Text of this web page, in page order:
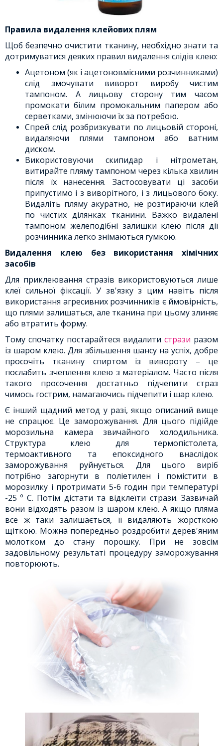
Правила видалення клейових плям
Щоб безпечно очистити тканину, необхідно знати та
дотримуватися деяких правил видалення слідів клею:
Ацетоном (як і ацетоновмісними розчинниками)
слід змочувати виворот виробу чистим
тампоном. А лицьову сторону тим часом
промокати білим промокальним папером або
серветками, змінюючи їх за потребою.
Спрей слід розбризкувати по лицьовій стороні,
видаляючи плями тампоном або ватним
диском.
Використовуючи скипидар і нітрометан,
витирайте пляму тампоном через кілька хвилин
після їх нанесення. Застосовувати ці засоби
припустимо і з виворітного, і з лицьового боку.
Видаліть пляму акуратно, не розтираючи клей
по чистих ділянках тканини. Важко видалені
тампоном желеподібні залишки клею після дії
розчинника легко знімаються гумкою.
Видалення клею без використання хімічних
засобів
Для приклеювання стразів використовуються лише
клеї сильної фіксації. У зв'язку з цим навіть після
використання агресивних розчинників є ймовірність,
що плями залишаться, але тканина при цьому злиняє
або втратить форму.
Тому спочатку постарайтеся видалити стрази разом
із шаром клею. Для збільшення шансу на успіх, добре
просочіть тканину спиртом із вивороту – це
послабить зчеплення клею з матеріалом. Часто після
такого просочення достатньо підчепити страз
чимось гострим, намагаючись підчепити і шар клею.
Є інший щадний метод у разі, якщо описаний вище
не спрацює. Це заморожування. Для цього підійде
морозильна камера звичайного холодильника.
Структура клею для термопістолета,
термоактивного та епоксидного внаслідок
заморожування руйнується. Для цього виріб
потрібно загорнути в поліетилен і помістити в
морозилку і протримати 5-6 годин при температурі
-25 º C. Потім дістати та відклеїти стрази. Зазвичай
вони відходять разом із шаром клею. А якщо пляма
все ж таки залишається, її видаляють жорсткою
щіткою. Можна попередньо роздробити дерев'яним
молотком до стану порошку. При не зовсім
задовільному результаті процедуру заморожування
повторюють.